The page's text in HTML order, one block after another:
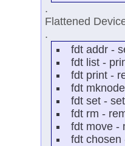
.
Flattened
.
fdt addr -
fdt list -
fdt print -
fdt
fdt set -
fdt rm -
fdt move -
fdt chosen